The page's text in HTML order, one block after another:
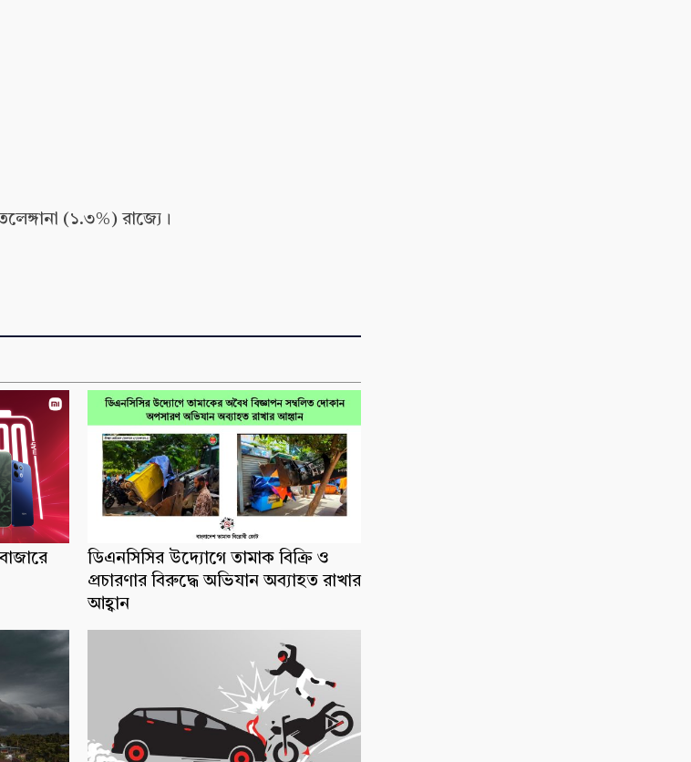
(১.৩%) রাজ্যে।
ডিএনসিসির উদ্যোগে তামাক বিক্রি ও
প্রচারণার বিরুদ্ধে অভিযান অব্যাহত রাখার
আহ্বান